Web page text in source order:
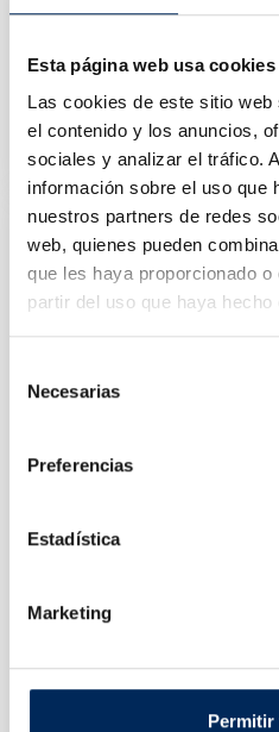
Esta página web usa cookies
Las cookies de este sitio
el contenido y los anuncios,
sociales y analizar el tráfico.
información sobre el uso que
nuestros partners de redes
web, quienes pueden
que les haya proporcionado
partir del uso que haya
Necesarias
Preferencias
Estadística
Marketing
Permitir
Calzado O Taco De
10/TRN37-2
35,33 € Precio